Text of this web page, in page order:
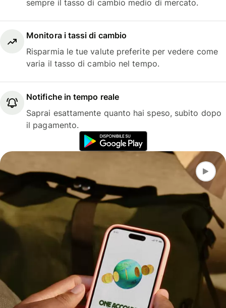
sempre il tasso di cambio medio di mercato.
Monitora i tassi di cambio
Risparmia le tue valute preferite per vedere come
varia il tasso di cambio nel tempo.
Notifiche in tempo reale
Saprai esattamente quanto hai speso, subito dopo
il pagamento.